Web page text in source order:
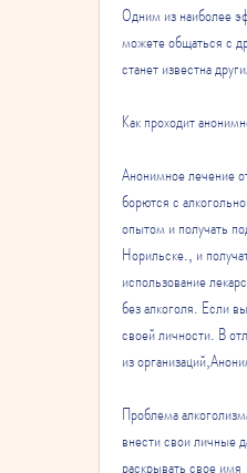
Одним из наиболее
можете общаться с
станет известна
Как проходит
Анонимное лечение
борются с
опытом и получать
Норильске., и
использование
без алкоголя. Если
своей личности. В
из
Проблема
внести свои личные
раскрывать свое имя